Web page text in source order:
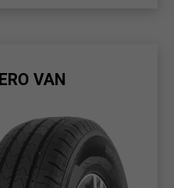
VAN